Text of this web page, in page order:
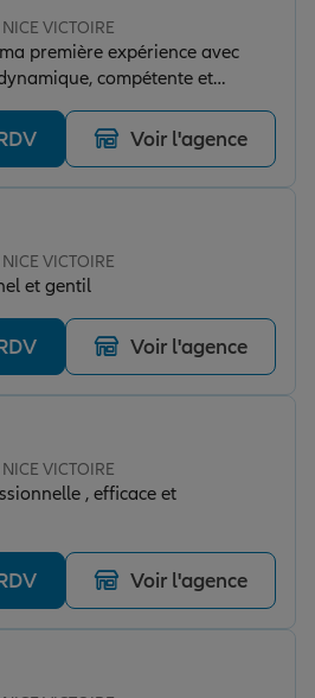
!
VICTOIRE
première expérience avec
compétente et
!
Voir l'agence
VICTOIRE
et gentil
Voir l'agence
VICTOIRE
, efficace et
Voir l'agence